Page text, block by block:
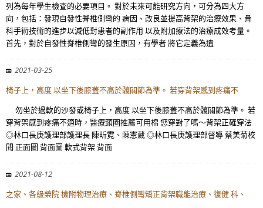
列為每年學生檢查的必要項目。 對於未來可能研究方向，可分為四大方
向，包括：發現自發性脊椎側彎的 病因、改良並提高背架的治療效果、骨
科手術技術的進步以減低對患者的副作用 以及附加療法的治療成效考量。
首先，對於自發性脊椎側彎的發生原因，有學者 將它定義為遺
2021-03-25
椅子上，高度 以坐下後膝蓋不高於髖關節為準。 若穿背架感到疼痛不
勿坐於過軟的沙發或椅子上，高度 以坐下後膝蓋不高於髖關節為準。 若
穿背架感到疼痛不適時，醫療頸圈推薦可用棉 您穿對了嗎～背架正確穿法
◎林口長庚護理部護理長 陳昕霓、陳憲葳 ◎林口長庚護理部督導 蔡美菊校
閱 正面圖 背面圖 軟式背架 背面
2021-08-12
之家、各級榮院 檢附物理治療、脊椎側彎矯正背架職能治療、復健 科、